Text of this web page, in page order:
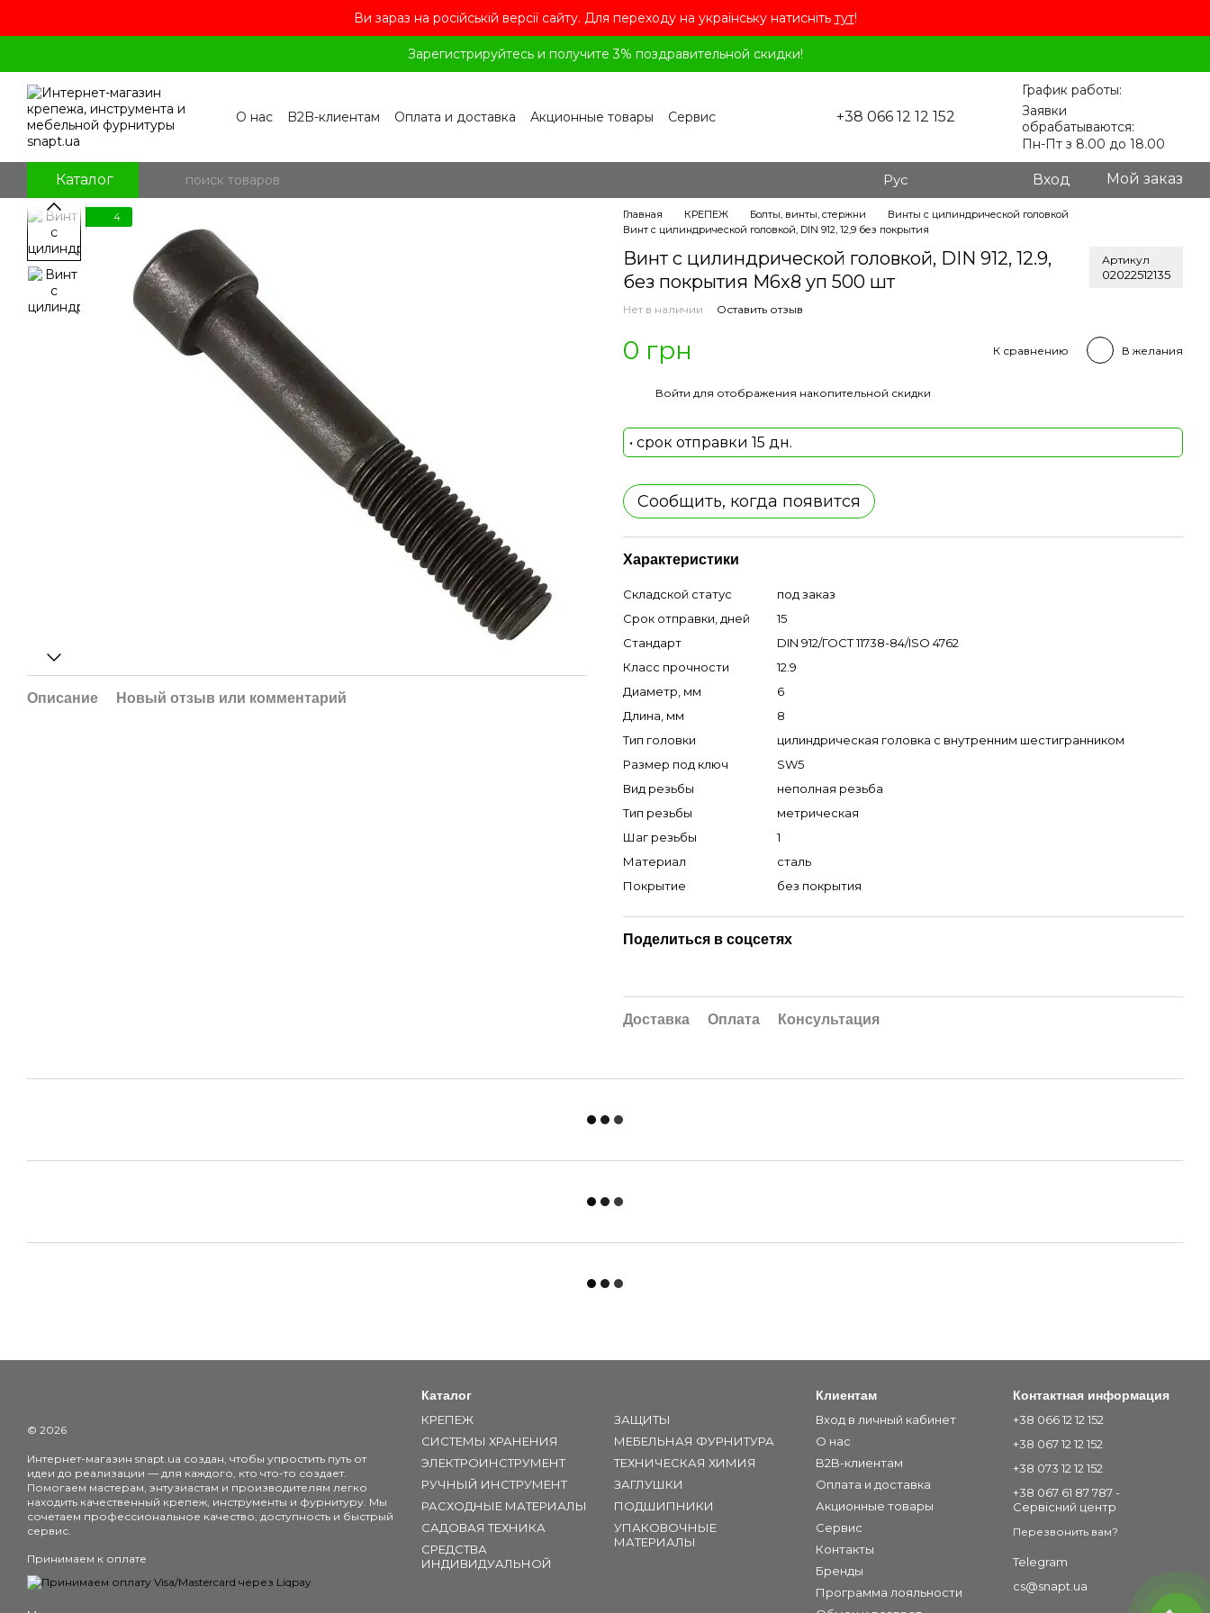
Ви зараз на російській версії сайту. Для переходу на українську натисніть тут!
Зарегистрируйтесь и получите 3% поздравительной скидки!
О нас B2B-клиентам Оплата и доставка Акционные товары
Сервис
+38 066 12 12 152
График работы:
Заявки
обрабатываются:
Пн-Пт з 8.00 до 18.00
Каталог Рус Вход Мой заказ
4
Описание Новый отзыв или комментарий
Главная КРЕПЕЖ Болты, винты, стержни
Винты с цилиндрической головкой
Винт с цилиндрической головкой, DIN 912, 12,9 без покрытия
Винт с цилиндрической головкой, DIN 912, 12.9,
без покрытия M6x8 уп 500 шт
Артикул
02022512135
Нет в наличии Оставить отзыв
0 грн К сравнению В желания
Войти для отображения накопительной скидки
• срок отправки 15 дн.
Сообщить, когда появится
Характеристики
Складской статус
под заказ
Срок отправки, дней
15
Стандарт
DIN 912/ГОСТ 11738-84/ISO 4762
Класс прочности
12.9
Диаметр, мм
6
Длина, мм
8
Тип головки
цилиндрическая головка с внутренним шестигранником
Размер под ключ
SW5
Вид резьбы
неполная резьба
Тип резьбы
метрическая
Шаг резьбы
1
Материал
сталь
Покрытие
без покрытия
Поделиться в соцсетях
Доставка Оплата Консультация
© 2026
Интернет-магазин snapt.ua создан, чтобы упростить путь от
идеи до реализации — для каждого, кто что-то создает.
Помогаем мастерам, энтузиастам и производителям легко
находить качественный крепеж, инструменты и фурнитуру. Мы
сочетаем профессиональное качество, доступность и быстрый
сервис.
Принимаем к оплате
Каталог
КРЕПЕЖ
СИСТЕМЫ ХРАНЕНИЯ
ЭЛЕКТРОИНСТРУМЕНТ
РУЧНЫЙ ИНСТРУМЕНТ
РАСХОДНЫЕ МАТЕРИАЛЫ
САДОВАЯ ТЕХНИКА
СРЕДСТВА
ИНДИВИДУАЛЬНОЙ
ЗАЩИТЫ
МЕБЕЛЬНАЯ ФУРНИТУРА
ТЕХНИЧЕСКАЯ ХИМИЯ
ЗАГЛУШКИ
ПОДШИПНИКИ
УПАКОВОЧНЫЕ
МАТЕРИАЛЫ
Клиентам
Вход в личный кабинет
О нас
B2B-клиентам
Оплата и доставка
Акционные товары
Сервис
Контакты
Бренды
Программа лояльности
Контактная информация
+38 066 12 12 152
+38 067 12 12 152
+38 073 12 12 152
+38 067 61 87 787 -
Сервісний центр
Перезвонить вам?
Telegram
cs@snapt.ua